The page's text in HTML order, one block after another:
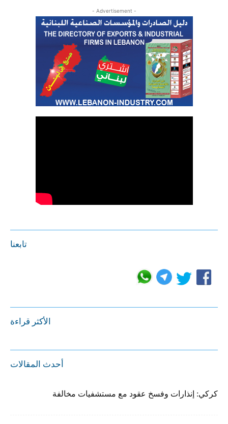
- Advertisement -
تابعنا
الأكثر قراءة
أحدث المقالات
كركي: إنذارات وفسخ عقود مع مستشفيات مخالفة